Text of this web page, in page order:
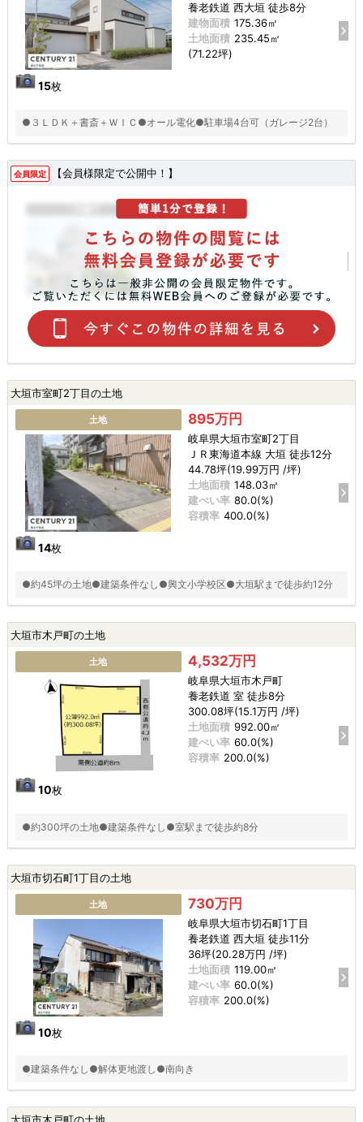
15枚
養老鉄道 西大垣 徒歩8分
建物面積 175.36㎡
土地面積 235.45㎡
(71.22坪)
●３ＬＤＫ＋書斎＋ＷＩＣ●オール電化●駐車場4台可（ガレージ2台）
会員限定 【会員様限定で公開中！】
大垣市室町2丁目の土地
土地
14枚
895万円
岐阜県大垣市室町2丁目
ＪＲ東海道本線 大垣 徒歩12分
44.78坪(19.99万円 /坪)
土地面積 148.03㎡
建ぺい率 80.0(%)
容積率 400.0(%)
●約45坪の土地●建築条件なし●興文小学校区●大垣駅まで徒歩約12分
大垣市木戸町の土地
土地
10枚
4,532万円
岐阜県大垣市木戸町
養老鉄道 室 徒歩8分
300.08坪(15.1万円 /坪)
土地面積 992.00㎡
建ぺい率 60.0(%)
容積率 200.0(%)
●約300坪の土地●建築条件なし●室駅まで徒歩約8分
大垣市切石町1丁目の土地
土地
10枚
730万円
岐阜県大垣市切石町1丁目
養老鉄道 西大垣 徒歩11分
36坪(20.28万円 /坪)
土地面積 119.00㎡
建ぺい率 60.0(%)
容積率 200.0(%)
●建築条件なし●解体更地渡し●南向き
大垣市木戸町の土地